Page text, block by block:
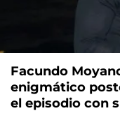
Facundo
enigmático
el episodio con